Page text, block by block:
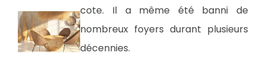
cote. Il a même été banni de
nombreux foyers durant plusieurs
décennies.